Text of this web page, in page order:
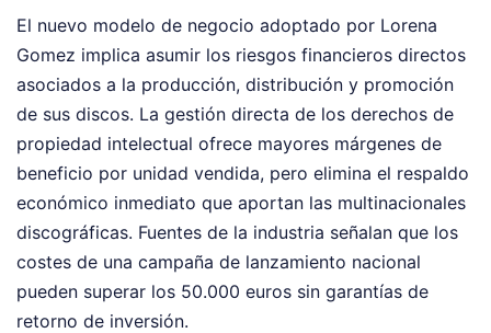
El nuevo modelo de negocio adoptado por Lorena
Gomez implica asumir los riesgos financieros directos
asociados a la producción, distribución y promoción
de sus discos. La gestión directa de los derechos de
propiedad intelectual ofrece mayores márgenes de
beneficio por unidad vendida, pero elimina el respaldo
económico inmediato que aportan las multinacionales
discográficas. Fuentes de la industria señalan que los
costes de una campaña de lanzamiento nacional
pueden superar los 50.000 euros sin garantías de
retorno de inversión.